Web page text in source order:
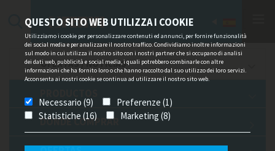
QUESTO SITO WEB UTILIZZA I COOKIE
Utilizziamo i cookie per personalizzare contenuti ed annunci, per fornire funzionalità
dei social media e per analizzare il nostro traffico. Condividiamo inoltre informazioni
sul modo in cui utilizza il nostro sito con i nostri partner che si occupano di analisi
dei dati web, pubblicità e social media, i quali potrebbero combinarle con altre
informazioni che ha fornito loro o che hanno raccolto dal suo utilizzo dei loro servizi.
Acconsenta ai nostri cookie se continua ad utilizzare il nostro sito web.
Necessario (9)
Preferenze (1)
Statistiche (16)
Marketing (8)
OFERTAS / NOTICIAS
DÓNDE COMPRAR